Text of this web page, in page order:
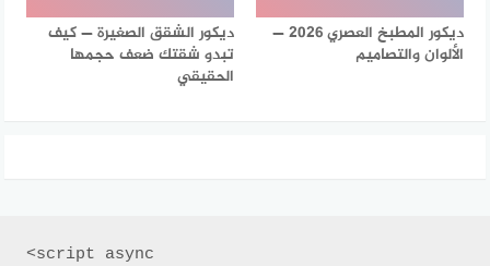
ديكور المطبخ العصري 2026 —
الألوان والتصاميم
ديكور الشقق الصغيرة — كيف
تبدو شقتك ضعف حجمها
الحقيقي
<script async